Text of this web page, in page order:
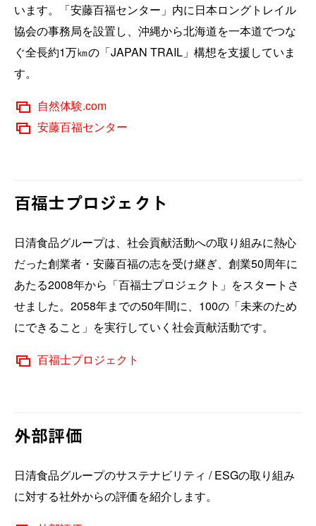
います。「安藤百福センター」内に日本ロングトレイル
協会の事務局を設置し、沖縄から北海道を一本道でつな
ぐ全長約1万㎞の「JAPAN TRAIL」構想を支援していま
す。
自然体験.com
安藤百福センター
百福士プロジェクト
日清食品グループは、社会貢献活動への取り組みに熱心
だった創業者・安藤百福の志を受け継ぎ、創業50周年に
あたる2008年から「百福士プロジェクト」をスタートさ
せました。2058年までの50年間に、100の「未来のため
にできること」を実行していく社会貢献活動です。
百福士プロジェクト
外部評価
日清食品グループのサステナビリティ / ESGの取り組み
に対する社外からの評価を紹介します。